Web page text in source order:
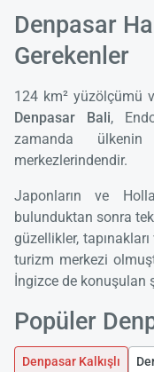
Denpasar
Gerekenler
124 km² yüzölçümü
Denpasar Bali,
zamanda
merkezlerindendir.
Japonların ve
bulunduktan sonra
güzellikler,
turizm merkezi
İngizce de konuşulan
Popüler
Denpasar Kalkışlı